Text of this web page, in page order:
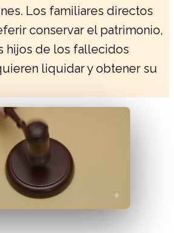
Los familiares directos
conservar el patrimonio,
hijos de los fallecidos
liquidar y obtener su